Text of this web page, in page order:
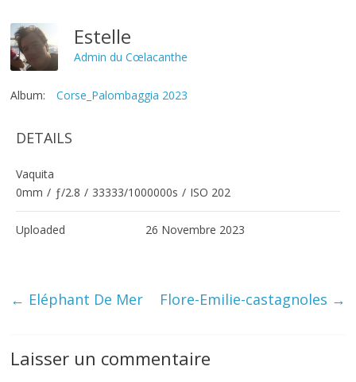
Estelle
Admin du Cœlacanthe
Album: Corse_Palombaggia 2023
DETAILS
Vaquita
0mm / ƒ/2.8 / 33333/1000000s / ISO 202
Uploaded 26 Novembre 2023
← Eléphant De Mer Flore-Emilie-castagnoles →
Laisser un commentaire